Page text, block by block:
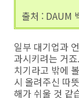
출처 : DAUM
일부 대기업과
과시키려는 거
치기라고 밖에
시 올려주신 따
해가 쉬울 것 같